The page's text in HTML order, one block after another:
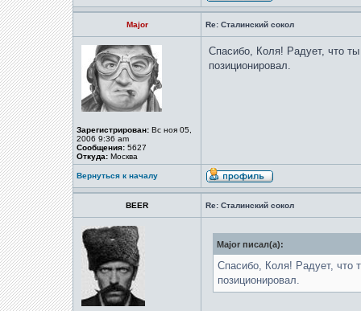
Major Re: Сталинский сокол
Зарегистрирован: Вс ноя 05,
2006 9:36 am
Сообщения: 5627
Откуда: Москва
Спасибо, Коля! Радует, что
позиционировал.
Вернуться к началу
BEER Re: Сталинский сокол
Major писал(а):
Спасибо, Коля! Радует, что
позиционировал.